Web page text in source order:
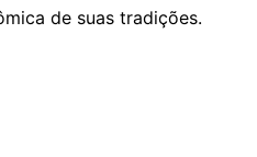
de suas tradições.